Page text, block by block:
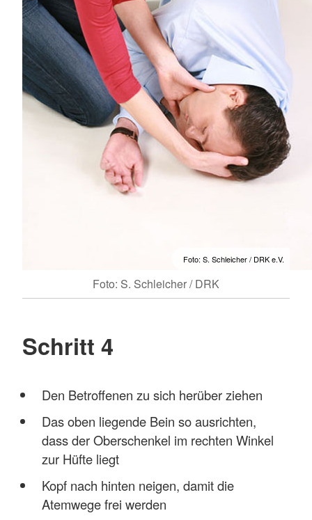
Foto: S. Schleicher / DRK e.V.
Foto: S. Schleicher / DRK
Schritt 4
Den Betroffenen zu sich herüber ziehen
Das oben liegende Bein so ausrichten,
dass der Oberschenkel im rechten Winkel
zur Hüfte liegt
Kopf nach hinten neigen, damit die
Atemwege frei werden